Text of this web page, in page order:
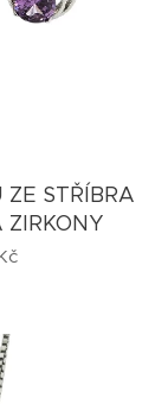
ZE STŘÍBRA
ZIRKONY